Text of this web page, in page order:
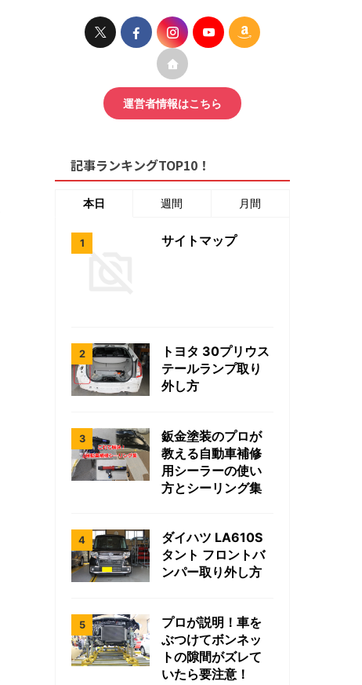
運営者情報はこちら
記事ランキングTOP10！
本日 週間 月間
サイトマップ
トヨタ 30プリウス
テールランプ取り
外し方
鈑金塗装のプロが
教える自動車補修
用シーラーの使い
方とシーリング集
ダイハツ LA610S
タント フロントバ
ンパー取り外し方
プロが説明！車を
ぶつけてボンネッ
トの隙間がズレて
いたら要注意！